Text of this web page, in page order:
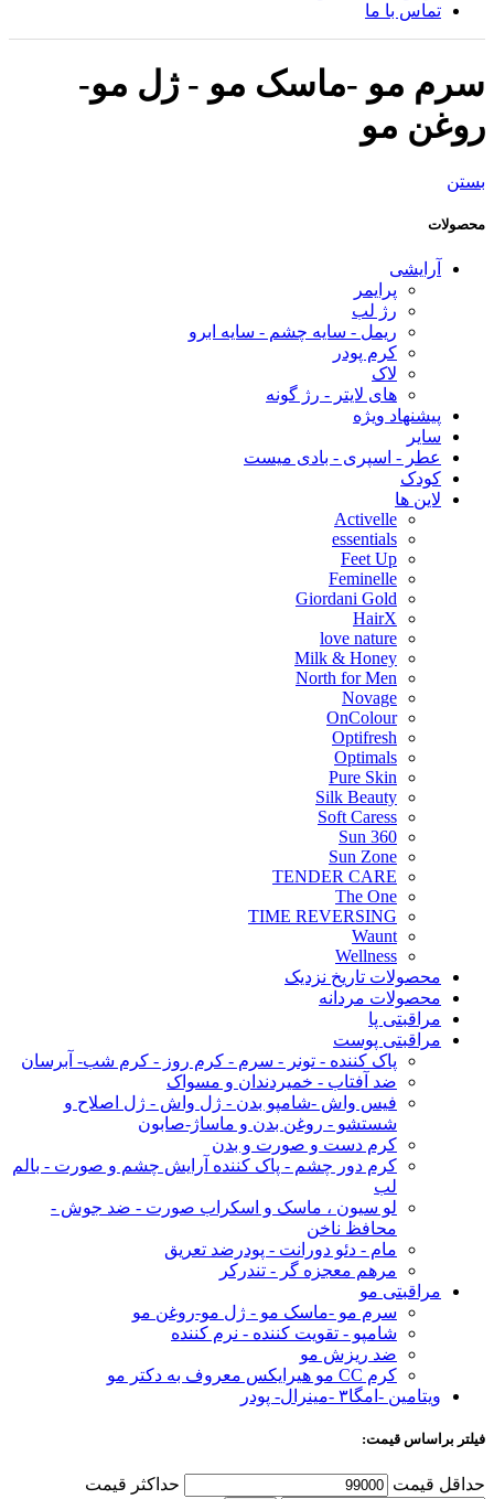
تماس با ما
سرم مو -ماسک مو - ژل مو-
روغن مو
بستن
محصولات
آرایشی
پرایمر
رژ لب
ریمل - سایه چشم - سایه ابرو
کرم پودر
لاک
های لایتر - رژ گونه
پیشنهاد ویژه
سایر
عطر - اسپری - بادی میست
کودک
لاین ها
Activelle
essentials
Feet Up
Feminelle
Giordani Gold
HairX
love nature
Milk & Honey
North for Men
Novage
OnColour
Optifresh
Optimals
Pure Skin
Silk Beauty
Soft Caress
Sun 360
Sun Zone
TENDER CARE
The One
TIME REVERSING
Waunt
Wellness
محصولات تاریخ نزدیک
محصولات مردانه
مراقبتی پا
مراقبتی پوست
پاک کننده - تونر - سرم - کرم روز - کرم شب- آبرسان
ضد آفتاب - خمیردندان و مسواک
فیس واش -شامپو بدن - ژل واش - ژل اصلاح و
شستشو - روغن بدن و ماساژ-صابون
کرم دست و صورت و بدن
کرم دور چشم - پاک کننده آرایش چشم و صورت - بالم
لب
لو سیون ، ماسک و اسکراب صورت - ضد جوش -
محافظ ناخن
مام - دئو دورانت - پودرضد تعریق
مرهم معجزه گر - تندرکر
مراقبتی مو
سرم مو -ماسک مو - ژل مو-روغن مو
شامپو - تقویت کننده - نرم کننده
ضد ریزش مو
کرم CC مو هیرایکس معروف به دکتر مو
ویتامین -امگا۳ -مینرال- پودر
فیلتر براساس قیمت:
حداقل قیمت حداكثر قيمت